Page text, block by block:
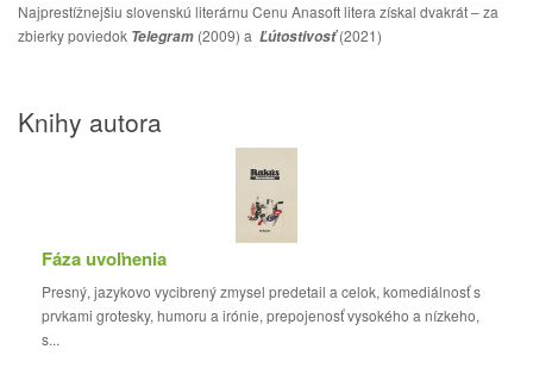
Najprestížnejšiu slovenskú literárnu Cenu Anasoft litera získal dvakrát – za
zbierky poviedok Telegram (2009) a Ľútostivosť(2021)
Knihy autora
Fáza uvoľnenia
Presný, jazykovo vycibrený zmysel predetail a celok, komediálnosť s
prvkami grotesky, humoru a irónie, prepojenosť vysokého a nízkeho,
s...